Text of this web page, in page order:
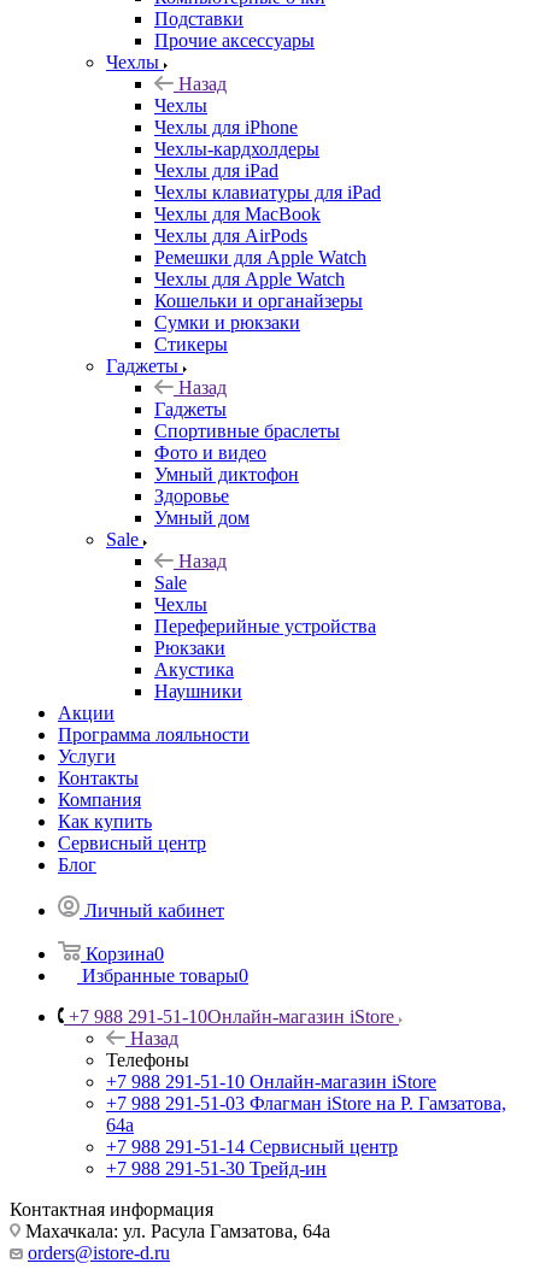
Подставки
Прочие аксессуары
Чехлы
Назад
Чехлы
Чехлы для iPhone
Чехлы-кардхолдеры
Чехлы для iPad
Чехлы клавиатуры для iPad
Чехлы для MacBook
Чехлы для AirPods
Ремешки для Apple Watch
Чехлы для Apple Watch
Кошельки и органайзеры
Сумки и рюкзаки
Стикеры
Гаджеты
Назад
Гаджеты
Спортивные браслеты
Фото и видео
Умный диктофон
Здоровье
Умный дом
Sale
Назад
Sale
Чехлы
Переферийные устройства
Рюкзаки
Акустика
Наушники
Акции
Программа лояльности
Услуги
Контакты
Компания
Как купить
Сервисный центр
Блог
Личный кабинет
Корзина0
Избранные товары0
+7 988 291-51-10Онлайн-магазин iStore
Назад
Телефоны
+7 988 291-51-10 Онлайн-магазин iStore
+7 988 291-51-03 Флагман iStore на Р. Гамзатова,
64а
+7 988 291-51-14 Сервисный центр
+7 988 291-51-30 Трейд-ин
Контактная информация
Махачкала: ул. Расула Гамзатова, 64а
orders@istore-d.ru